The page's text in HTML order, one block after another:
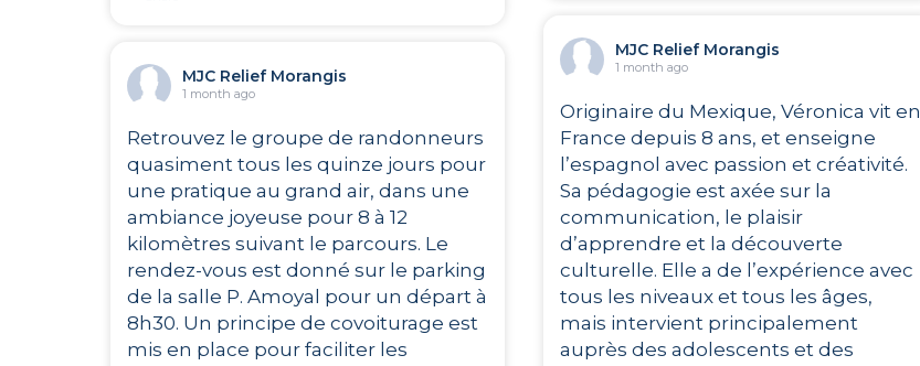
MJC Relief Morangis
1 month ago
Originaire du Mexique, Véronica vit en
France depuis 8 ans, et enseigne
l’espagnol avec passion et créativité.
Sa pédagogie est axée sur la
communication, le plaisir
d’apprendre et la découverte
culturelle. Elle a de l’expérience avec
tous les niveaux et tous les âges,
mais intervient principalement
auprès des adolescents et des
MJC Relief Morangis
1 month ago
Retrouvez le groupe de randonneurs
quasiment tous les quinze jours pour
une pratique au grand air, dans une
ambiance joyeuse pour 8 à 12
kilomètres suivant le parcours. Le
rendez-vous est donné sur le parking
de la salle P. Amoyal pour un départ à
8h30. Un principe de covoiturage est
mis en place pour faciliter les